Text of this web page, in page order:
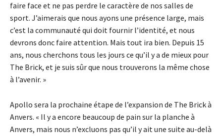
faire face et ne pas perdre le caractère de nos salles de
sport. J’aimerais que nous ayons une présence large, mais
c’est la communauté qui doit fournir l’identité, et nous
devrons donc faire attention. Mais tout ira bien. Depuis 15
ans, nous cherchons tous les jours ce qu’il y a de mieux pour
The Brick, et je suis sûr que nous trouverons la même chose
à l’avenir. »
Apollo sera la prochaine étape de l’expansion de The Brick à
Anvers. « Il y a encore beaucoup de pain sur la planche à
Anvers, mais nous n’excluons pas qu’il y ait une suite au-delà